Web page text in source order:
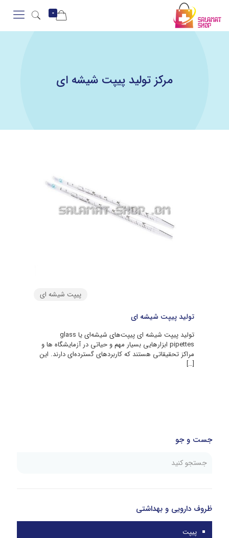
0
مرکز تولید پیپت شیشه ای
پیپت شیشه ای
تولید پیپت شیشه ای
تولید پیپت شیشه ای پیپت‌های شیشه‌ای یا glass
pipettes ابزارهایی بسیار مهم و حیاتی در آزمایشگاه‌ ها و
مراکز تحقیقاتی هستند که کاربردهای گسترده‌ای دارند. این
[…]
جست و جو
ظروف دارویی و بهداشتی
پیپت